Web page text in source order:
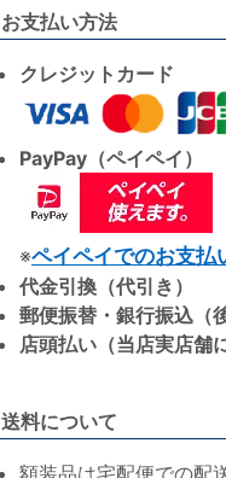
お支払い方法
クレジットカード
PayPay（ペイペイ）
※ペイペイでのお支払
代金引換（代引き）
郵便振替・銀行振込（
店頭払い（当店実店舗
送料について
額装品は宅配便での配